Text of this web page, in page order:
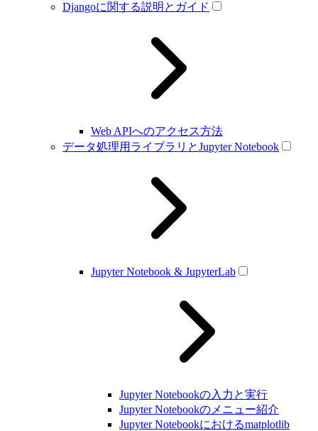
Djangoに関する説明とガイド
Web APIへのアクセス方法
データ処理用ライブラリとJupyter Notebook
Jupyter Notebook & JupyterLab
Jupyter Notebookの入力と実行
Jupyter Notebookのメニュー紹介
Jupyter Notebookにおけるmatplotlib